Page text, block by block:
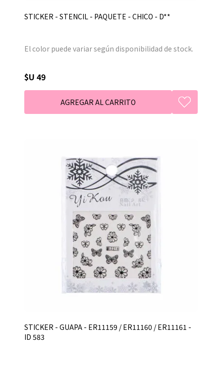
STICKER - STENCIL - PAQUETE - CHICO - D**
El color puede variar según disponibilidad de stock.
$U 49
STICKER - GUAPA - ER11159 / ER11160 / ER11161 -
ID 583